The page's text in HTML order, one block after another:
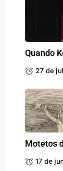
Quando
27 de
Motetos
17 de